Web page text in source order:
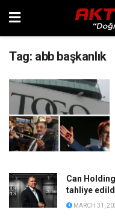
Tag: abb başkanlık
Can
tahliye
MARCH 31,